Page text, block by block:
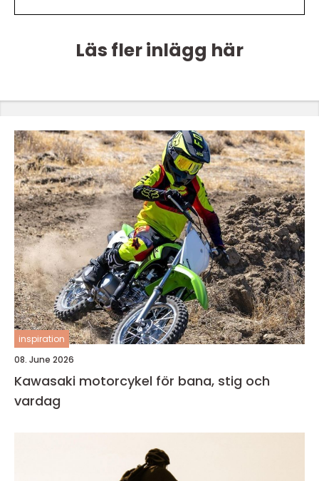
Läs fler inlägg här
inspiration
08. June 2026
Kawasaki motorcykel för bana, stig och
vardag